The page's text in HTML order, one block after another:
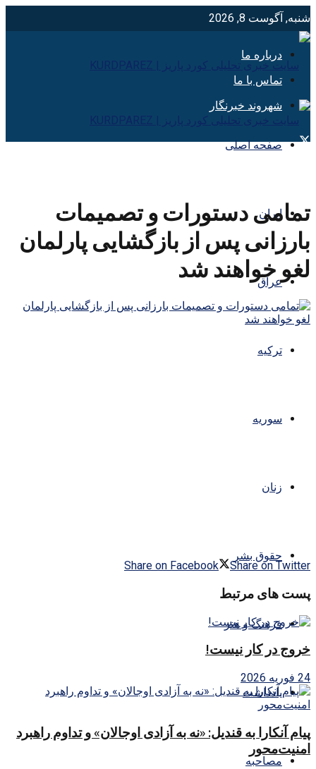
شنبه, آگوست 8, 2026
درباره ما
تماس با ما
شهروند خبرنگار
صفحه اصلی
ایران
عراق
ترکیه
سوریه
زنان
حقوق بشر
فرهنگ و هنر
یادداشت
مصاحبه
تمامی دستورات و تصمیمات
بارزانی پس از بازگشایی پارلمان
لغو خواهند شد
Share on Facebook Share on Twitter
پست های مرتبط
خروج در کار نیست!
24 فوریه 2026
پیام آنکارا به قندیل: «نه به آزادی اوجالان» و تداوم راهبرد
امنیت‌محور